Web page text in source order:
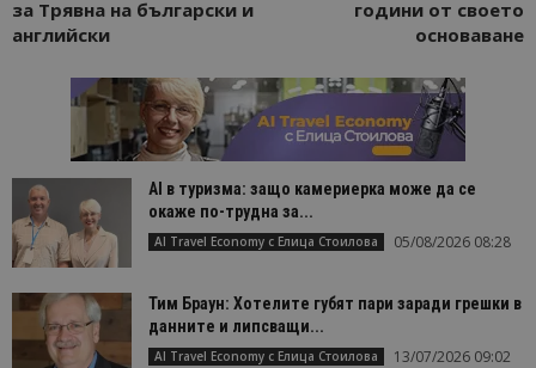
за Трявна на български и
английски
години от своето
основаване
AI в туризма: защо камериерка може да се
окаже по-трудна за...
AI Travel Economy с Елица Стоилова 05/08/2026 08:28
Тим Браун: Хотелите губят пари заради грешки в
данните и липсващи...
AI Travel Economy с Елица Стоилова 13/07/2026 09:02